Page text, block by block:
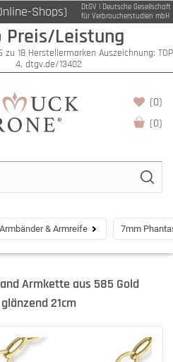
Shops)
DtGV | Deutsche Gesellschaft
für Verbraucherstudien mbH
Preis/Leistung
18 Herstellermarken Auszeichnung: TOP
4, dtgv.de/13402
(0)
(0)
Armbänder & Armreife 7mm
Armkette aus 585 Gold
21cm